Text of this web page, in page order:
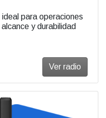
para operaciones
y durabilidad
Ver radio